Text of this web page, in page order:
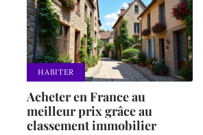
HABITER
Acheter en France au
meilleur prix grâce au
classement immobilier